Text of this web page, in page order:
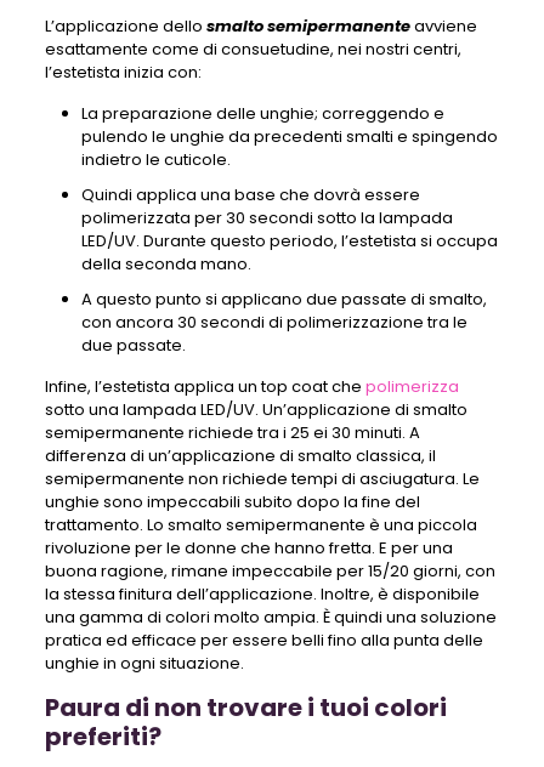
L’applicazione dello smalto semipermanenteavviene
esattamente come di consuetudine, nei nostri centri,
l’estetista inizia con:
La preparazione delle unghie; correggendo e
pulendo le unghie da precedenti smalti e spingendo
indietro le cuticole.
Quindi applica una base che dovrà essere
polimerizzata per 30 secondi sotto la lampada
LED/UV. Durante questo periodo, l’estetista si occupa
della seconda mano.
A questo punto si applicano due passate di smalto,
con ancora 30 secondi di polimerizzazione tra le
due passate.
Infine, l’estetista applica un top coat che polimerizza
sotto una lampada LED/UV. Un’applicazione di smalto
semipermanente richiede tra i 25 ei 30 minuti. A
differenza di un’applicazione di smalto classica, il
semipermanente non richiede tempi di asciugatura. Le
unghie sono impeccabili subito dopo la fine del
trattamento. Lo smalto semipermanente è una piccola
rivoluzione per le donne che hanno fretta. E per una
buona ragione, rimane impeccabile per 15/20 giorni, con
la stessa finitura dell’applicazione. Inoltre, è disponibile
una gamma di colori molto ampia. È quindi una soluzione
pratica ed efficace per essere belli fino alla punta delle
unghie in ogni situazione.
Paura di non trovare i tuoi colori
preferiti?